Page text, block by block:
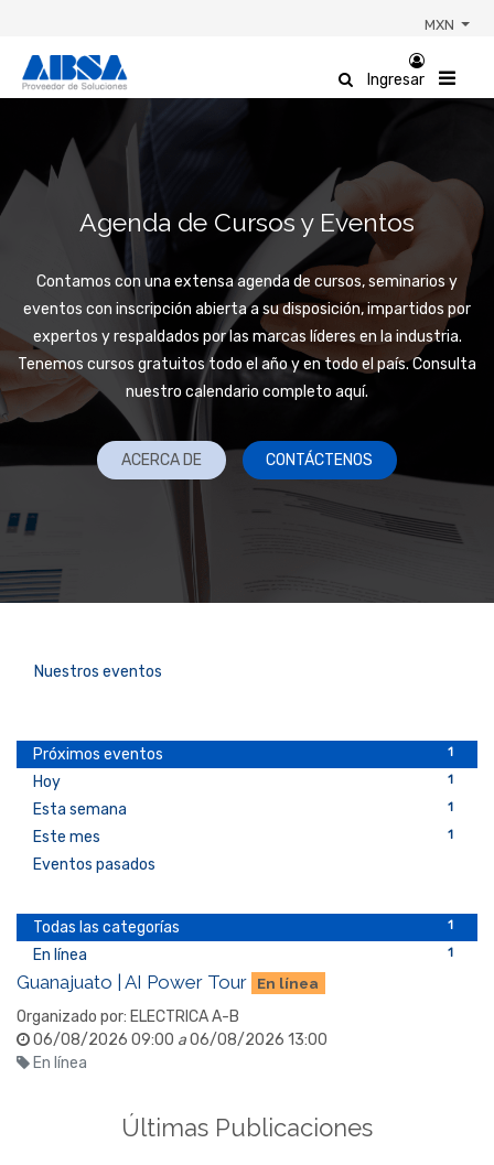
MXN
Ingresar
Agenda de Cursos y Eventos
Contamos con una extensa agenda de cursos, seminarios y
eventos con inscripción abierta a su disposición, impartidos por
expertos y respaldados por las marcas líderes en la industria.
Tenemos cursos gratuitos todo el año y en todo el país. Consulta
nuestro calendario completo aquí.
ACERCA DE CONTÁCTENOS
Nuestros eventos
Próximos eventos 1
Hoy 1
Esta semana 1
Este mes 1
Eventos pasados
Todas las categorías 1
En línea 1
Guanajuato | AI Power Tour En línea
Organizado por: ELECTRICA A-B
06/08/2026 09:00 a06/08/2026 13:00
En línea
Últimas Publicaciones